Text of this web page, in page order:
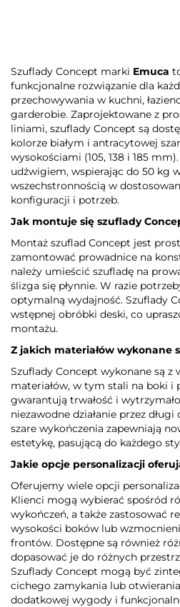
Szuflady Concept marki Emuca
funkcjonalne rozwiązanie dla
przechowywania w kuchni,
garderobie. Zaprojektowane z
liniami, szuflady Concept są
kolorze białym i antracytowej
wysokościami (105, 138 i 185
udźwigiem, wspierając do 50 kg
wszechstronnością w
konfiguracji i potrzeb.
Jak montuje się szuflady
Montaż szuflad Concept jest
zamontować prowadnice na
należy umieścić szufladę na
ślizga się płynnie. W razie
optymalną wydajność. Szuflady
wstępnej obróbki deski, co
montażu.
Z jakich materiałów wykonane
Szuflady Concept wykonane są z
materiałów, w tym stali na boki i
gwarantują trwałość i
niezawodne działanie przez
szare wykończenia zapewniają
estetykę, pasującą do każdego
Jakie opcje personalizacji
Oferujemy wiele opcji
Klienci mogą wybierać spośród
wykończeń, a także zastosować
wysokości boków lub
frontów. Dostępne są również
dopasować je do różnych
Szuflady Concept mogą być
cichego zamykania lub
dodatkowej wygody i